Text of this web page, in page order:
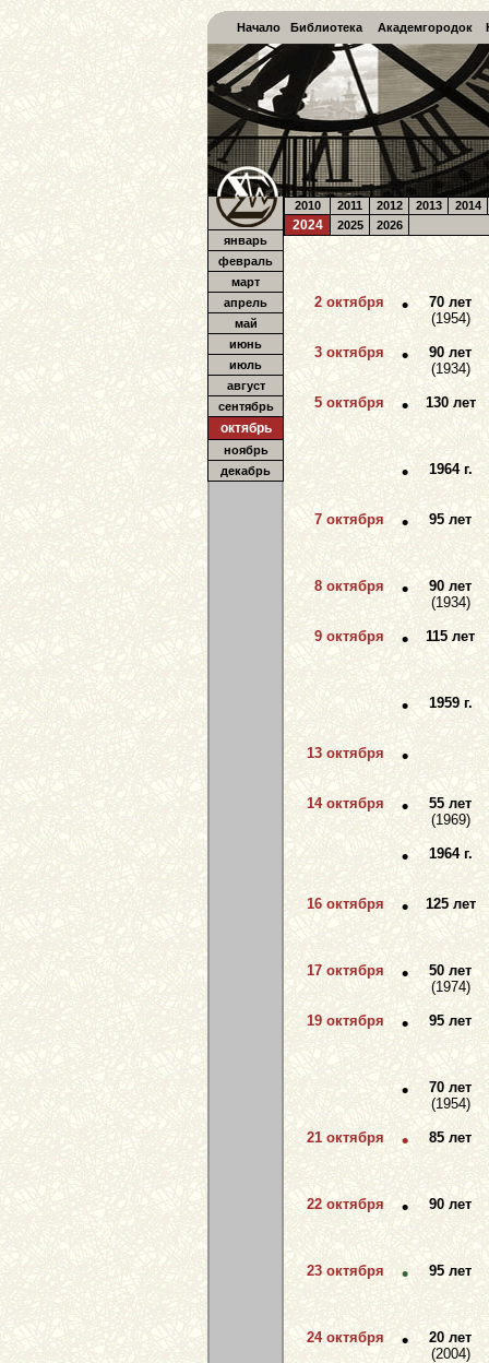
Начало Библиотека Академгородок
январь
февраль
март
апрель
май
июнь
июль
август
сентябрь
октябрь
ноябрь
декабрь
2010 2011 2012 2013 2014
2024 2025 2026
2 октября •
70 лет
(1954)
3 октября •
90 лет
(1934)
5 октября • 130 лет
• 1964 г.
7 октября • 95 лет
8 октября •
90 лет
(1934)
9 октября • 115 лет
• 1959 г.
13 октября •
14 октября •
55 лет
(1969)
• 1964 г.
16 октября • 125 лет
17 октября •
50 лет
(1974)
19 октября • 95 лет
•
70 лет
(1954)
21 октября • 85 лет
22 октября • 90 лет
23 октября • 95 лет
24 октября •
20 лет
(2004)